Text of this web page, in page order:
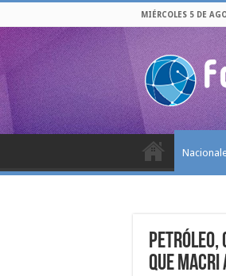
MIÉRCOLES 5 DE
Petróleo,
que Macri